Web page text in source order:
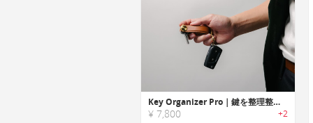
Key Organizer Pro｜鍵を整理整頓でき、コンパクトに持ち運べるキーオーガナイザー
¥ 7,800 +2